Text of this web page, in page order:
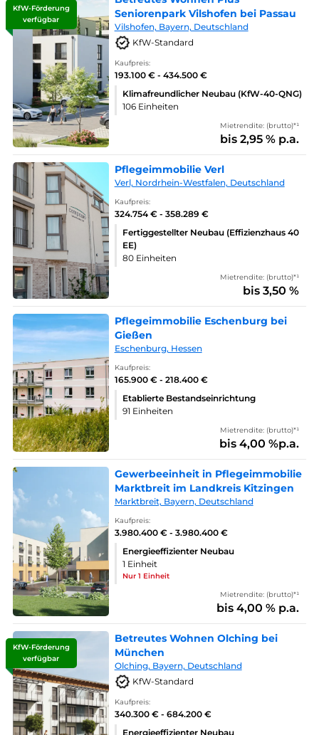
KfW-Förderung
verfügbar
Seniorenpark Vilshofen bei Passau
Vilshofen, Bayern, Deutschland
KfW-Standard
Kaufpreis:
193.100 € - 434.500 €
Klimafreundlicher Neubau (KfW-40-QNG)
106 Einheiten
Mietrendite: (brutto)*¹
bis 2,95 % p.a.
Pflegeimmobilie Verl
Verl, Nordrhein-Westfalen, Deutschland
Kaufpreis:
324.754 € - 358.289 €
Fertiggestellter Neubau (Effizienzhaus 40
EE)
80 Einheiten
Mietrendite: (brutto)*¹
bis 3,50 %
Pflegeimmobilie Eschenburg bei
Gießen
Eschenburg, Hessen
Kaufpreis:
165.900 € - 218.400 €
Etablierte Bestandseinrichtung
91 Einheiten
Mietrendite: (brutto)*¹
bis 4,00 %p.a.
Gewerbeeinheit in Pflegeimmobilie
Marktbreit im Landkreis Kitzingen
Marktbreit, Bayern, Deutschland
Kaufpreis:
3.980.400 € - 3.980.400 €
Energieeffizienter Neubau
1 Einheit
Nur 1 Einheit
Mietrendite: (brutto)*¹
bis 4,00 % p.a.
KfW-Förderung
verfügbar
Betreutes Wohnen Olching bei
München
Olching, Bayern, Deutschland
KfW-Standard
Kaufpreis:
340.300 € - 684.200 €
Energieeffizienter Neubau